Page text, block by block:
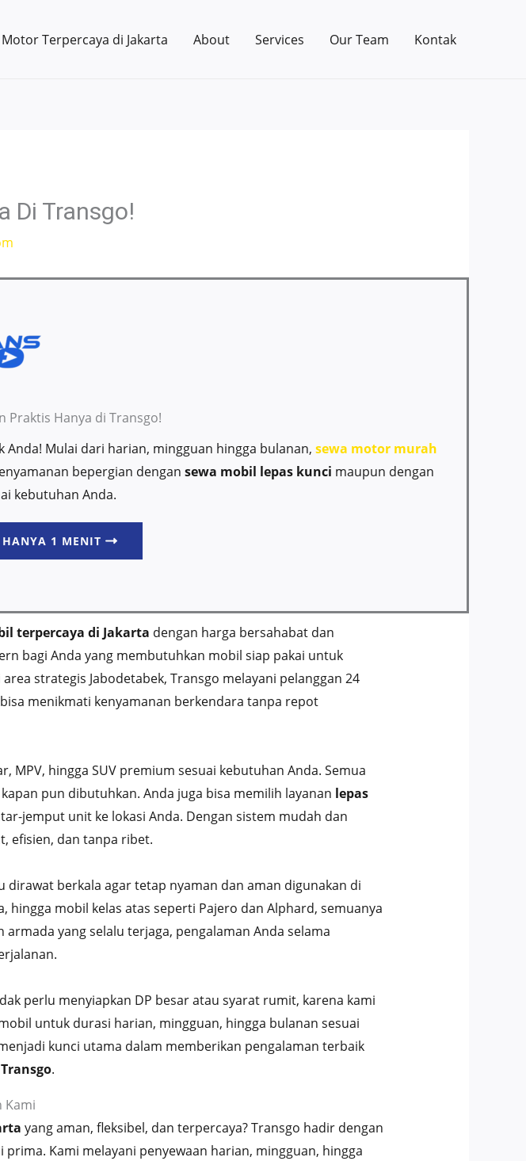
Terpercaya di Jakarta About Services Our Team Kontak
Di Transgo!
Praktis Hanya di Transgo!
Mulai dari harian, mingguan hingga bulanan, sewa motor murah
bepergian dengan sewa mobil lepas kunci maupun dengan
kebutuhan Anda.
HANYA 1 MENIT
terpercaya di Jakarta dengan harga bersahabat dan
bagi Anda yang membutuhkan mobil siap pakai untuk
strategis Jabodetabek, Transgo melayani pelanggan 24
menikmati kenyamanan berkendara tanpa repot
hingga SUV premium sesuai kebutuhan Anda. Semua
pun dibutuhkan. Anda juga bisa memilih layanan lepas
jemput unit ke lokasi Anda. Dengan sistem mudah dan
efisien, dan tanpa ribet.
berkala agar tetap nyaman dan aman digunakan di
hingga mobil kelas atas seperti Pajero dan Alphard, semuanya
yang selalu terjaga, pengalaman Anda selama
perlu menyiapkan DP besar atau syarat rumit, karena kami
untuk durasi harian, mingguan, hingga bulanan sesuai
kunci utama dalam memberikan pengalaman terbaik
.
Kami
yang aman, fleksibel, dan terpercaya? Transgo hadir dengan
Kami melayani penyewaan harian, mingguan, hingga